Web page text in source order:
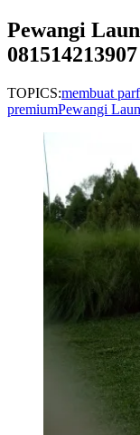
Pewangi
081514213907
TOPICS:membuat
premiumPewangi